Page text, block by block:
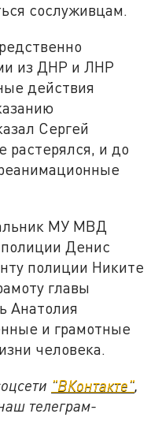
сослуживцам.
из ДНР и ЛНР
действия
Сергей
растерялся, и до
МУ МВД
Денис
полиции Никите
главы
Анатолия
и грамотные
человека.
"ВКонтакте"
телеграм-